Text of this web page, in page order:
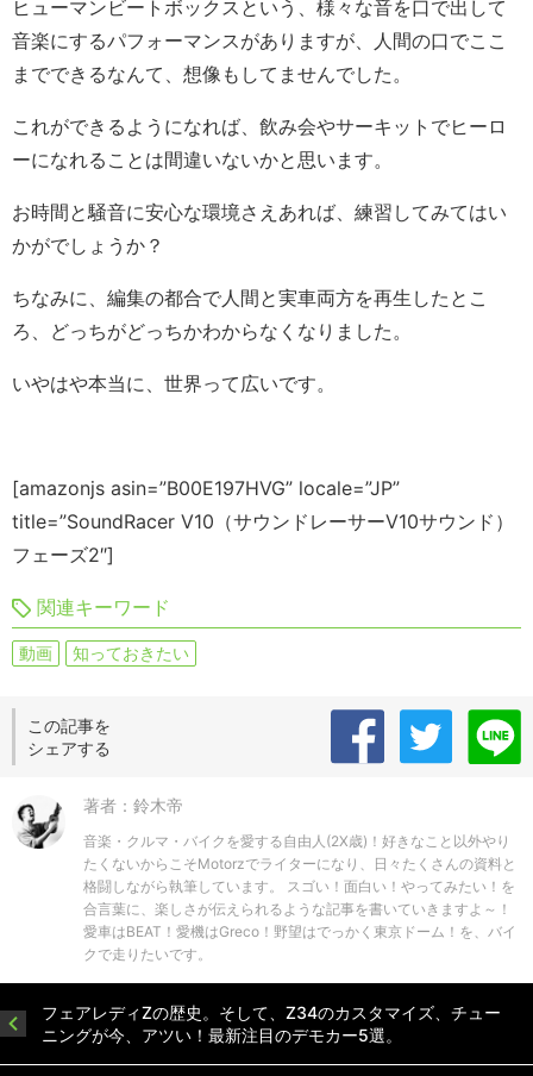
ヒューマンビートボックスという、様々な音を口で出して
音楽にするパフォーマンスがありますが、人間の口でここ
までできるなんて、想像もしてませんでした。
これができるようになれば、飲み会やサーキットでヒーロ
ーになれることは間違いないかと思います。
お時間と騒音に安心な環境さえあれば、練習してみてはい
かがでしょうか？
ちなみに、編集の都合で人間と実車両方を再生したとこ
ろ、どっちがどっちかわからなくなりました。
いやはや本当に、世界って広いです。
[amazonjs asin=”B00E197HVG” locale=”JP”
title=”SoundRacer V10（サウンドレーサーV10サウンド）
フェーズ2″]
関連キーワード
動画 知っておきたい
この記事を
シェアする
著者：鈴木帝
音楽・クルマ・バイクを愛する自由人(2X歳)！好きなこと以外やり
たくないからこそMotorzでライターになり、日々たくさんの資料と
格闘しながら執筆しています。 スゴい！面白い！やってみたい！を
合言葉に、楽しさが伝えられるような記事を書いていきますよ～！
愛車はBEAT！愛機はGreco！野望はでっかく東京ドーム！を、バイ
クで走りたいです。
フェアレディZの歴史。そして、Z34のカスタマイズ、チュー
ニングが今、アツい！最新注目のデモカー5選。